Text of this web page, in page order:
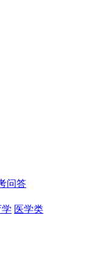
问答
医学类